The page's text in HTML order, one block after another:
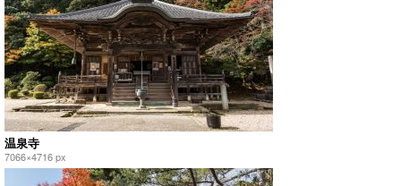
温泉寺
7066×4716 px